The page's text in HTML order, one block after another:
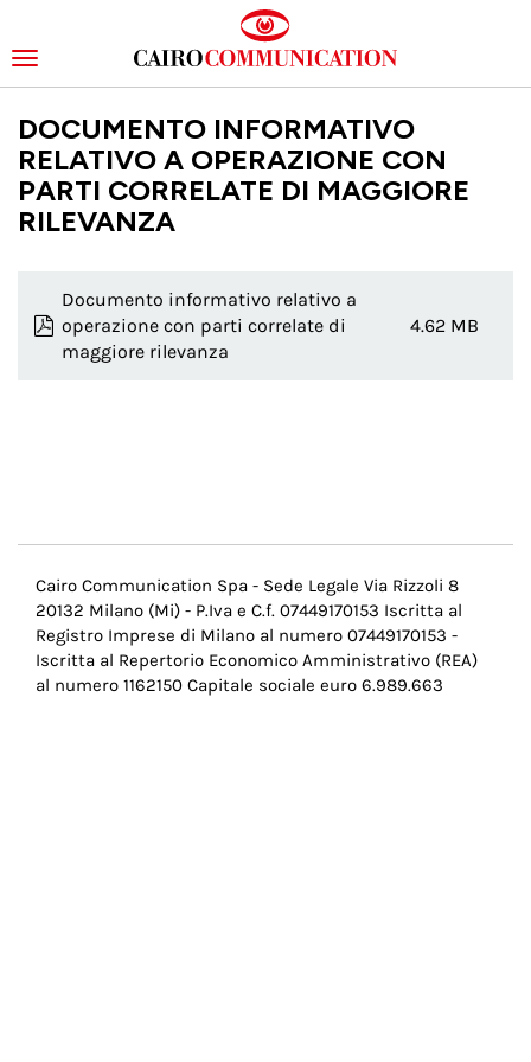
main
content
Toggle
navigation
DOCUMENTO INFORMATIVO
RELATIVO A OPERAZIONE CON
PARTI CORRELATE DI MAGGIORE
RILEVANZA
Documento informativo relativo a
operazione con parti correlate di
maggiore rilevanza
4.62 MB
Menu
Pie
di
pagina
Cairo Communication Spa - Sede Legale Via Rizzoli 8
20132 Milano (Mi) - P.Iva e C.f. 07449170153 Iscritta al
Registro Imprese di Milano al numero 07449170153 -
Iscritta al Repertorio Economico Amministrativo (REA)
al numero 1162150 Capitale sociale euro 6.989.663